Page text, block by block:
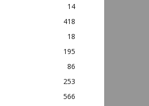
14
418
18
195
86
253
566